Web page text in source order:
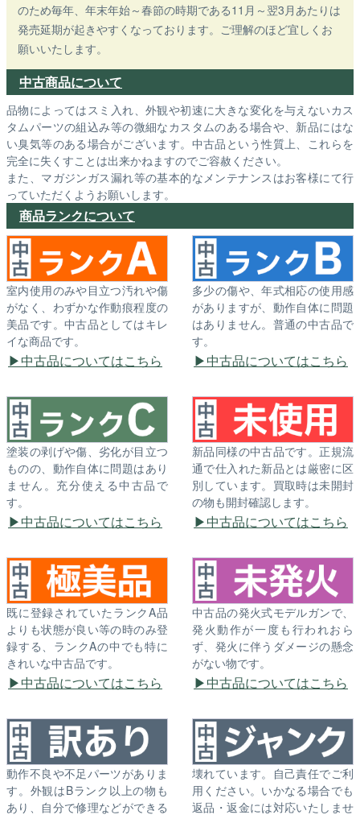
のため毎年、年末年始～春節の時期である11月～翌3月あたりは
発売延期が起きやすくなっております。ご理解のほど宜しくお
願いいたします。
中古商品について
品物によってはスミ入れ、外観や初速に大きな変化を与えないカス
タムパーツの組込み等の微細なカスタムのある場合や、新品にはな
い臭気等のある場合がございます。中古品という性質上、これらを
完全に失くすことは出来かねますのでご容赦ください。
また、マガジンガス漏れ等の基本的なメンテナンスはお客様にて行
っていただくようお願いします。
商品ランクについて
室内使用のみや目立つ汚れや傷
がなく、わずかな作動痕程度の
美品です。中古品としてはキレ
イな商品です。
中古品についてはこちら
多少の傷や、年式相応の使用感
がありますが、動作自体に問題
はありません。普通の中古品で
す。
中古品についてはこちら
塗装の剥げや傷、劣化が目立つ
ものの、動作自体に問題はあり
ません。充分使える中古品で
す。
中古品についてはこちら
新品同様の中古品です。正規流
通で仕入れた新品とは厳密に区
別しています。買取時は未開封
の物も開封確認します。
中古品についてはこちら
既に登録されていたランクA品
よりも状態が良い等の時のみ登
録する、ランクAの中でも特に
きれいな中古品です。
中古品についてはこちら
中古品の発火式モデルガンで、
発火動作が一度も行われおら
ず、発火に伴うダメージの懸念
がない物です。
中古品についてはこちら
動作不良や不足パーツがありま
す。外観はBランク以上の物も
あり、自分で修理などができる
壊れています。自己責任でご利
用ください。いかなる場合でも
返品・返金には対応いたしませ